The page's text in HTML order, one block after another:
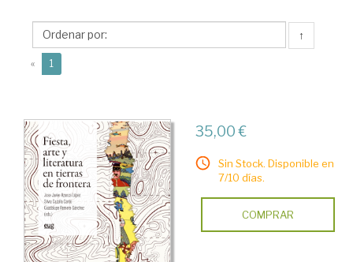
José
Javier
↑
« 1
35,00 €
Sin Stock. Disponible en
7/10 días.
COMPRAR